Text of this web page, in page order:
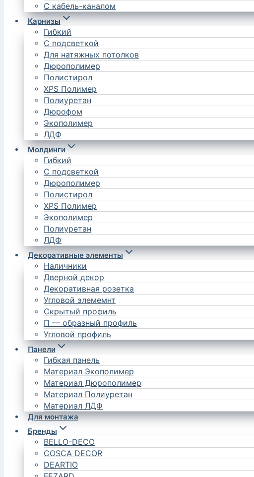
С кабель-каналом
Карнизы
Гибкий
С подсветкой
Для натяжных потолков
Дюрополимер
Полистирол
XPS Полимер
Полиуретан
Дюрофом
Экополимер
ЛДФ
Молдинги
Гибкий
С подсветкой
Дюрополимер
Полистирол
XPS Полимер
Экополимер
Полиуретан
ЛДФ
Декоративные элементы
Наличники
Дверной декор
Декоративная розетка
Угловой элемемнт
Скрытый профиль
П — образный профиль
Угловой профиль
Панели
Гибкая панель
Материал Экополимер
Материал Дюрополимер
Материал Полиуретан
Материал ЛДФ
Для монтажа
Бренды
BELLO-DECO
COSCA DECOR
DEARTIO